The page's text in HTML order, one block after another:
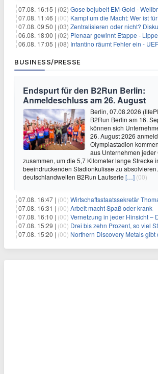
07.08. 16:15 | (02) Gose bejubelt EM-Gold - Wellbrock in
07.08. 11:46 | (00) Kampf um die Macht: Wer ist für
07.08. 09:50 | (03) Zentralisieren oder nicht?
06.08. 18:00 | (02) Pienaar gewinnt Etappe - Lippert
06.08. 17:05 | (08) Infantino räumt Fehler ein - UEFA:
BUSINESS/PRESSE
Endspurt für den B2Run Berlin:
Anmeldeschluss am 26. August
Berlin, 07.08.2026
B2Run Berlin am 16.
können sich
26. August 2026
Olympiastadion
aus Unternehmen jeder
zusammen, um die 5,7 Kilometer lange Strecke
beeindruckenden Stadionkulisse zu
deutschlandweiten B2Run Laufserie […] (00)
07.08. 16:47 | (00) Wirtschaftsstaatssekretär Thomas Dörflinger besucht
07.08. 16:31 | (00) Arbeit macht Spaß oder krank
07.08. 16:10 | (00) Vernetzung in jeder Hinsicht – Die Städte
07.08. 15:29 | (00) Drei bis zehn Prozent, so viel Strom
07.08. 15:20 | (00) Northern Discovery Metals gibt die Börsennotierung an der